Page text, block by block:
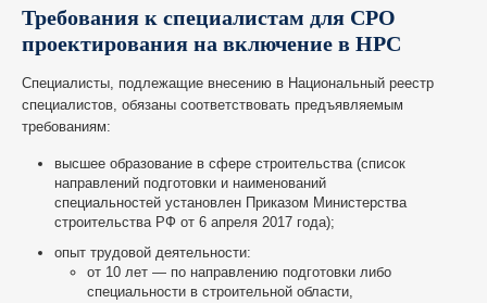
Требования к специалистам для СРО
проектирования на включение в НРС
Специалисты, подлежащие внесению в Национальный реестр
специалистов, обязаны соответствовать предъявляемым
требованиям:
высшее образование в сфере строительства (список
направлений подготовки и наименований
специальностей установлен Приказом Министерства
строительства РФ от 6 апреля 2017 года);
опыт трудовой деятельности:
от 10 лет — по направлению подготовки либо
специальности в строительной области,